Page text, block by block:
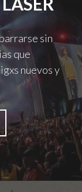
sin
que
nuevos y